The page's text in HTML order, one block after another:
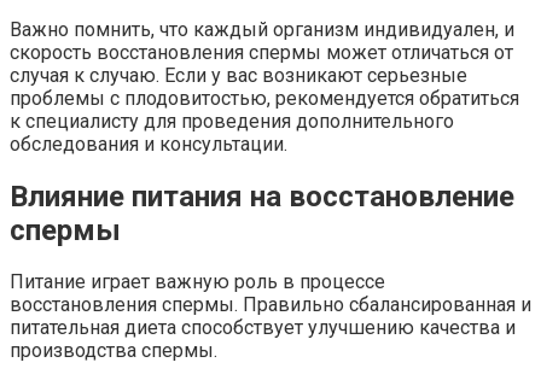
Важно помнить, что каждый организм индивидуален, и
скорость восстановления спермы может отличаться от
случая к случаю. Если у вас возникают серьезные
проблемы с плодовитостью, рекомендуется обратиться
к специалисту для проведения дополнительного
обследования и консультации.
Влияние питания на восстановление
спермы
Питание играет важную роль в процессе
восстановления спермы. Правильно сбалансированная и
питательная диета способствует улучшению качества и
производства спермы.